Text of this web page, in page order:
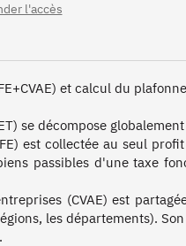
l'accès
et calcul du
se décompose
est collectée au seul
passibles d'une taxe
(CVAE) est
les départements).